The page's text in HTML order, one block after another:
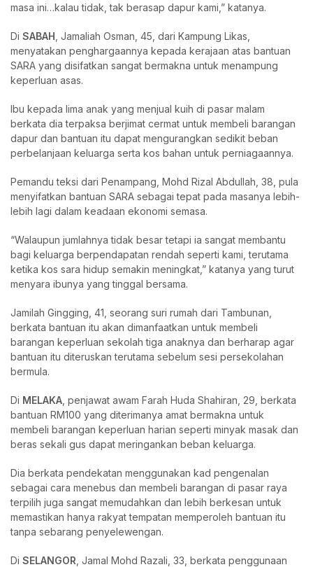
masa ini…kalau tidak, tak berasap dapur kami,” katanya.
Di SABAH , Jamaliah Osman, 45, dari Kampung Likas,
menyatakan penghargaannya kepada kerajaan atas bantuan
SARA yang disifatkan sangat bermakna untuk menampung
keperluan asas.
Ibu kepada lima anak yang menjual kuih di pasar malam
berkata dia terpaksa berjimat cermat untuk membeli barangan
dapur dan bantuan itu dapat mengurangkan sedikit beban
perbelanjaan keluarga serta kos bahan untuk perniagaannya.
Pemandu teksi dari Penampang, Mohd Rizal Abdullah, 38, pula
menyifatkan bantuan SARA sebagai tepat pada masanya lebih-
lebih lagi dalam keadaan ekonomi semasa.
“Walaupun jumlahnya tidak besar tetapi ia sangat membantu
bagi keluarga berpendapatan rendah seperti kami, terutama
ketika kos sara hidup semakin meningkat,” katanya yang turut
menyara ibunya yang tinggal bersama.
Jamilah Gingging, 41, seorang suri rumah dari Tambunan,
berkata bantuan itu akan dimanfaatkan untuk membeli
barangan keperluan sekolah tiga anaknya dan berharap agar
bantuan itu diteruskan terutama sebelum sesi persekolahan
bermula.
Di MELAKA , penjawat awam Farah Huda Shahiran, 29, berkata
bantuan RM100 yang diterimanya amat bermakna untuk
membeli barangan keperluan harian seperti minyak masak dan
beras sekali gus dapat meringankan beban keluarga.
Dia berkata pendekatan menggunakan kad pengenalan
sebagai cara menebus dan membeli barangan di pasar raya
terpilih juga sangat memudahkan dan lebih berkesan untuk
memastikan hanya rakyat tempatan memperoleh bantuan itu
tanpa sebarang penyelewengan.
Di SELANGOR , Jamal Mohd Razali, 33, berkata penggunaan